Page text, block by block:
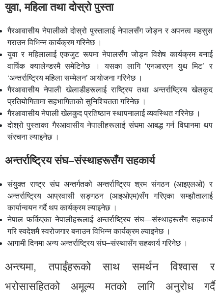
युवा, महिला तथा दोस्रो पुस्ता
गैरआवासीय नेपालीको दोस्रो पुस्तालाई नेपालसँग जोड्न र अपनत्व महसुस
गराउन विभिन्न कार्यक्रम गरिनेछ ।
युवा र महिलालाई एकजुट रूपमा नेपालसँग जोड्न विशेष कार्यक्रम बनाई
वार्षिक क्यालेन्डरमै समेटिनेछ । यसका लागि ‘एनआरएन युथ मिट’ र
‘अन्तर्राष्ट्रिय महिला सम्मेलन’ आयोजना गरिनेछ ।
गैरआवासीय नेपाली खेलाडीहरूलाई राष्ट्रिय तथा अन्तर्राष्ट्रिय खेलकुद
प्रतियोगितामा सहभागिताको सुनिश्चितता गरिनेछ ।
गैरआवासीय नेपाली खेलकुद प्रतिष्ठान स्थापनालाई व्यवस्थित गरिनेछ ।
दोश्रो पुस्ताका गैरआवासीय नेपालीहरूलाई संघमा आबद्ध गर्न विधानमा थप
संरचना ल्याइनेछ ।
अन्तर्राष्ट्रिय संघ–संस्थाहरूसँग सहकार्य
संयुक्त राष्ट्र संघ अन्तर्गतको अन्तर्राष्ट्रिय श्रम संगठन (आइएलओ) र
अन्तर्राष्ट्रिय आप्रवासी सङ्गठन (आइओएम)सँग गरिएका सम्झौतालाई
कार्यान्वयन गर्दै थप कार्यक्रम ल्याइनेछ ।
नेपाल फर्किएका नेपालीहरूलाई अन्तर्राष्ट्रिय संघ—संस्थाहरूसँग सहकार्य
गरि स्वदेशमै स्वरोजगार बनाउन विभिन्न कार्यक्रम ल्याइनेछ ।
आगामी दिनमा अन्य अन्तर्राष्ट्रिय संघ–संस्थासँग सहकार्य गरिनेछ ।
अन्त्यमा, तपाईंहरूको साथ समर्थन विश्वास र
भरोसासहितको अमूल्य मतको लागि अनुरोध गर्दै